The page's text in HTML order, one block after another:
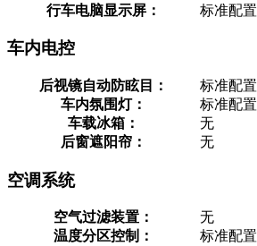
行车电脑显示屏：
标准配置
车内电控
后视镜自动防眩目：
标准配置
车内氛围灯：
标准配置
车载冰箱：
无
后窗遮阳帘：
无
空调系统
空气过滤装置：
无
温度分区控制：
标准配置